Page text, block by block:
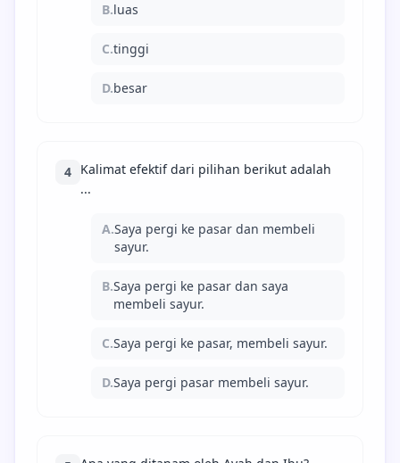
B.luas
C.tinggi
D.besar
4 Kalimat efektif dari pilihan berikut adalah
...
A.Saya pergi ke pasar dan membeli
sayur.
B.Saya pergi ke pasar dan saya
membeli sayur.
C.Saya pergi ke pasar, membeli sayur.
D.Saya pergi pasar membeli sayur.